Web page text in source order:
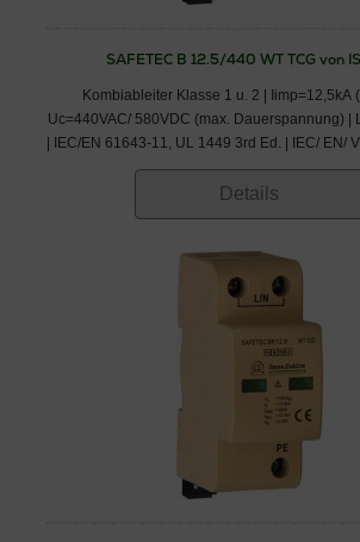
SAFETEC B 12.5/440 WT TCG von
Kombiableiter Klasse 1 u. 2 | Iimp=12,5kA
Uc=440VAC/ 580VDC (max. Dauerspannung) |
| IEC/EN 61643-11, UL 1449 3rd Ed. | IEC/ EN/
Typ 1,2/ B+C
Details